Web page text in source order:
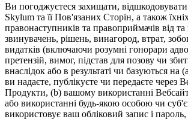
Ви погоджуєтеся захищати, відшкодовувати
Skylum та її Пов'язаних Сторін, а також
правонаступників та правоприймачів від
звинувачень, рішень, винагород, втрат,
видатків (включаючи розумні гонорари
претензій, вимог, підстав для позову чи
внаслідок або в результаті чи базуються на
ви надаєте, публікуєте чи передаєте через
Продукти, (b) вашому використанні
або використанні будь-якою особою чи
використовує ваш обліковий запис і